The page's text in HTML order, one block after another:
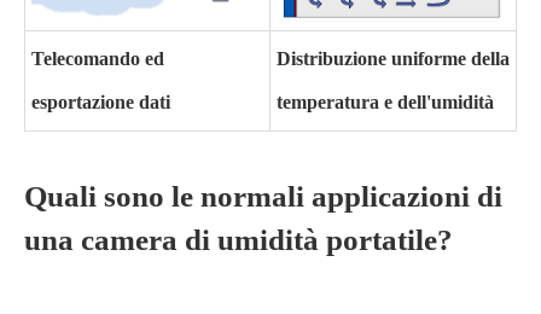
Telecomando ed
esportazione dati
Distribuzione uniforme della
temperatura e dell'umidità
Quali sono le normali applicazioni di
una camera di umidità portatile?